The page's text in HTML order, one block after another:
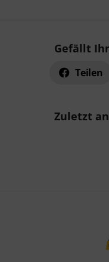
Gefällt
Teilen
Zuletzt